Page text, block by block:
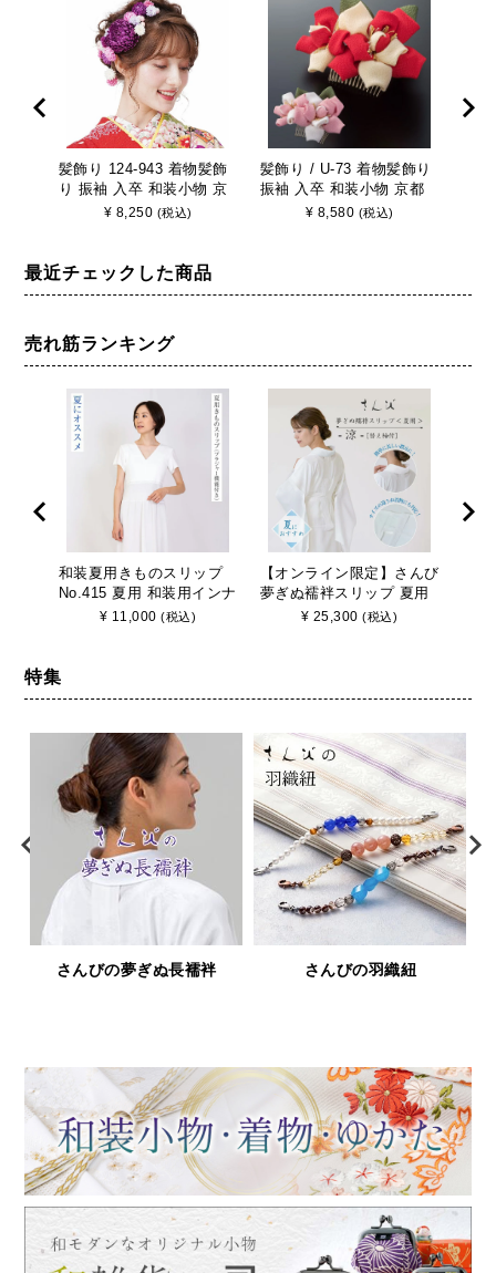
髪飾り 124-943 着物髪飾
り 振袖 入卒 和装小物 京
都 さんび
¥ 8,250 (税込)
髪飾り / U-73 着物髪飾り
振袖 入卒 和装小物 京都
さんび 日本製
¥ 8,580 (税込)
最近チェックした商品
売れ筋ランキング
和装夏用きものスリップ
No.415 夏用 和装用インナ
ー さんび 日本製
¥ 11,000 (税込)
【オンライン限定】さんび
夢ぎぬ襦袢スリップ 夏用
≪涼≫ 東レセオα シルジ
¥ 25,300 (税込)
特集
の羽織紐
鹿革と漆の財布＆小物「印傳